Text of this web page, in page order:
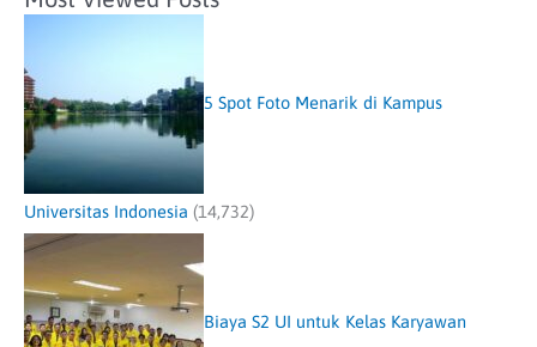
5 Spot Foto Menarik di Kampus
Universitas Indonesia (14,732)
Biaya S2 UI untuk Kelas Karyawan